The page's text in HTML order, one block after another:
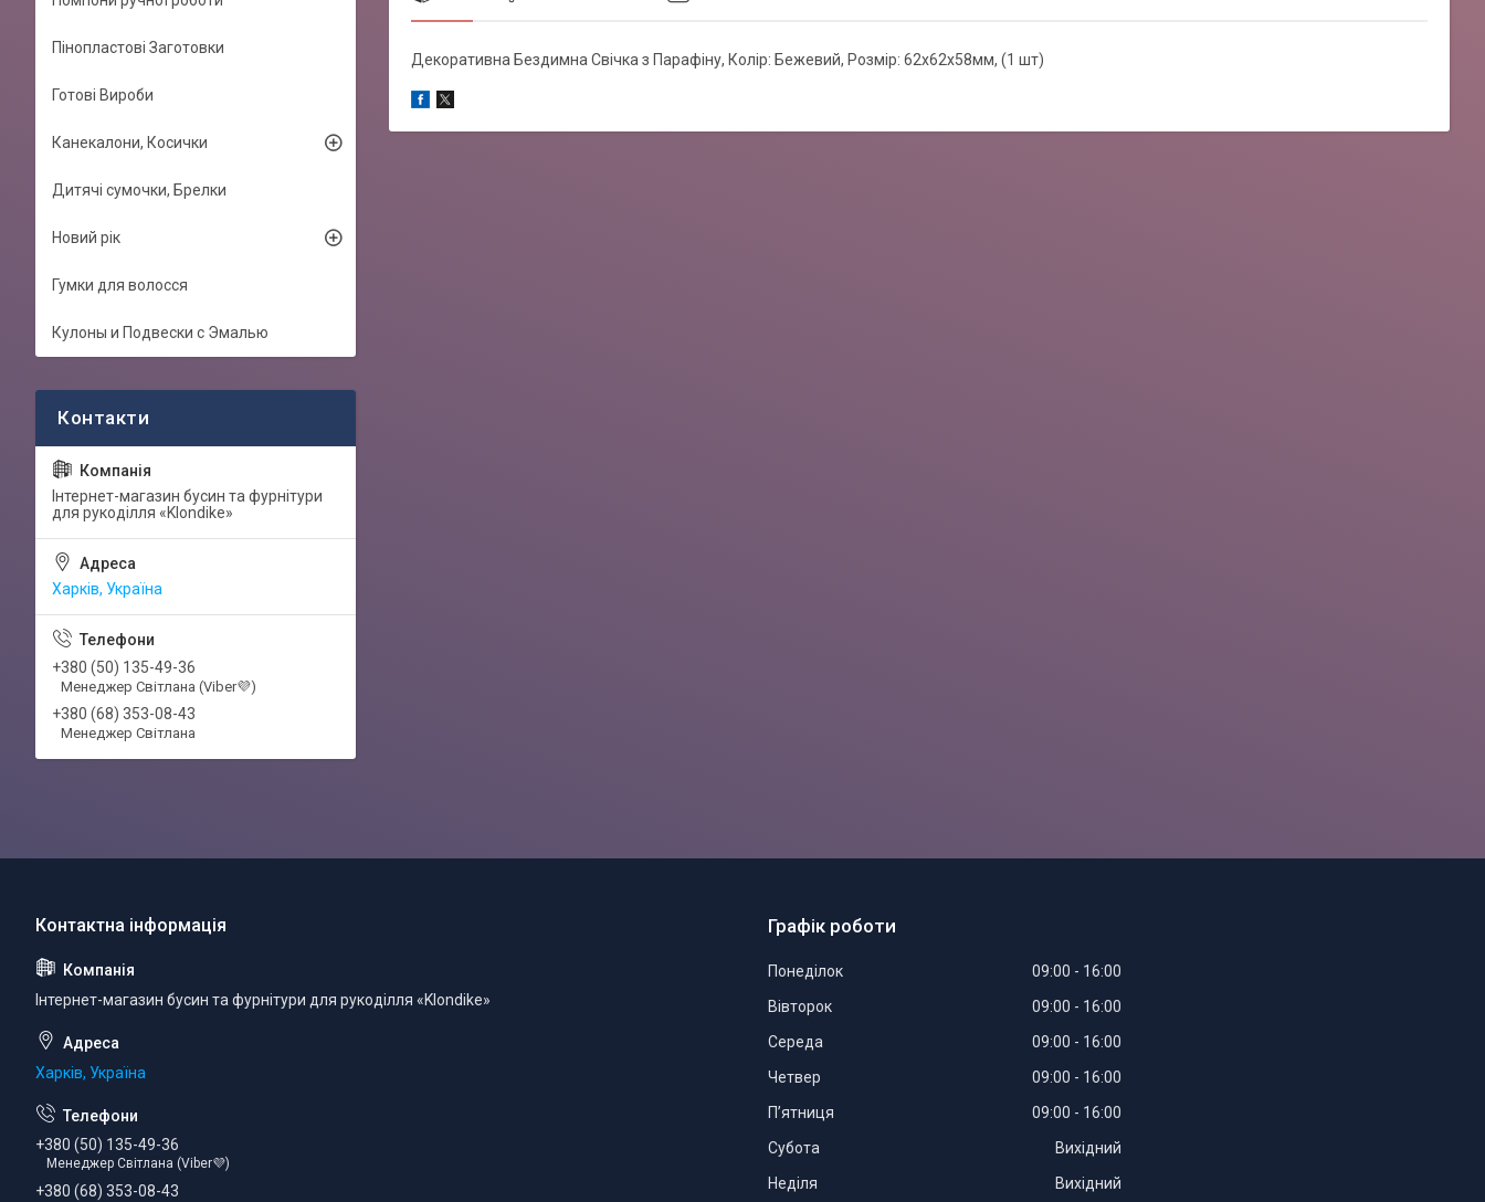
Декоративна Бездимна Свічка з Парафіну, Колір: Бежевий, Розмір: 62х62х58мм, (1 шт)
Пінопластові Заготовки
Готові Вироби
Канекалони, Косички
Дитячі сумочки, Брелки
Новий рік
Гумки для волосся
Кулоны и Подвески с Эмалью
Інтернет-магазин бусин та фурнітури
для рукоділля «Klondike»
Харків, Україна
+380 (50) 135-49-36
Менеджер Світлана (Viber💜)
+380 (68) 353-08-43
Менеджер Світлана
Інтернет-магазин бусин та фурнітури для рукоділля «Klondike»
Харків, Україна
+380 (50) 135-49-36
Менеджер Світлана (Viber💜)
+380 (68) 353-08-43
Графік роботи
Понеділок 09:00
16:00
Вівторок
09:00
16:00
Середа
09:00
16:00
Четвер
09:00
16:00
Пʼятниця
09:00
16:00
Субота
Вихідний
Неділя
Вихідний